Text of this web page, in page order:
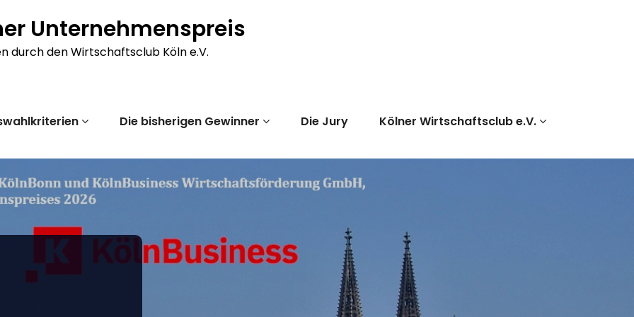
Unternehmenspreis
durch den Wirtschaftsclub Köln e.V.
Die bisherigen Gewinner Die Jury Kölner Wirtschaftsclub e.V.